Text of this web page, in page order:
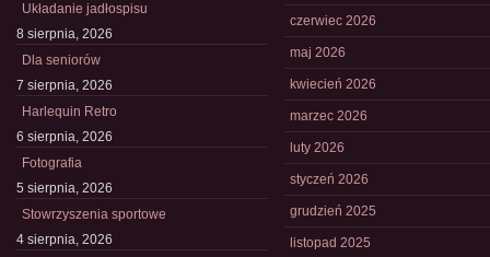
Układanie jadłospisu
8 sierpnia, 2026
Dla seniorów
7 sierpnia, 2026
Harlequin Retro
6 sierpnia, 2026
Fotografia
5 sierpnia, 2026
Stowrzyszenia sportowe
4 sierpnia, 2026
czerwiec 2026
maj 2026
kwiecień 2026
marzec 2026
luty 2026
styczeń 2026
grudzień 2025
listopad 2025